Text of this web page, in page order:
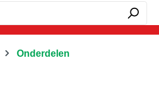
Onderdelen